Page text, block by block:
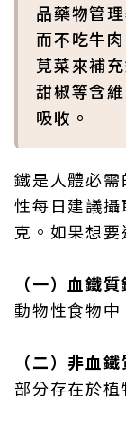
品藥物管
而不吃牛
莧菜來補
甜椒等含
吸收。
鐵是人體必
性每日建議
克。如果想
（一）血鐵
動物性食物中
（二）非血
部分存在於植